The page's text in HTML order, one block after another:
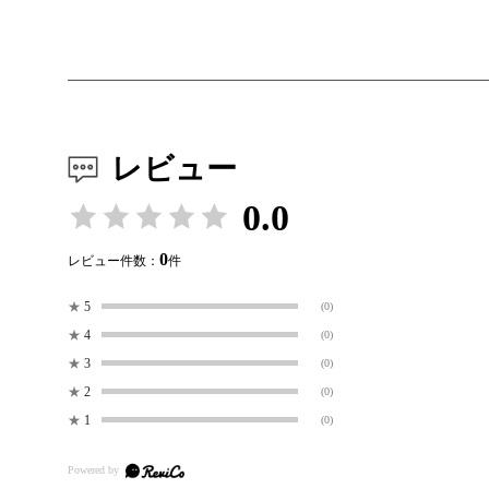
レビュー
0.0
レビュー件数： 0件
★ 5 (0)
★ 4 (0)
★ 3 (0)
★ 2 (0)
★ 1 (0)